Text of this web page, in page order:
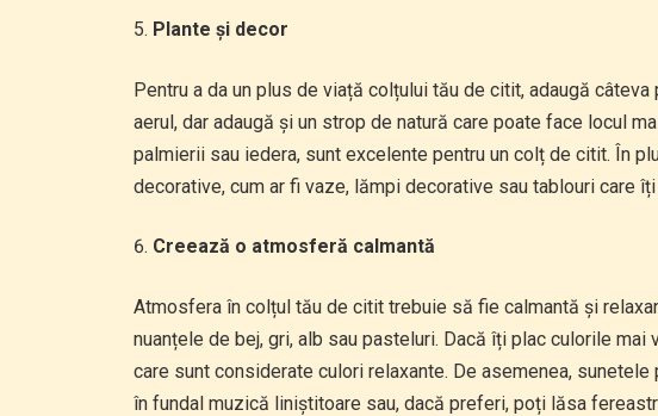
Plante și decor
Pentru a da un plus de viață colțului tău de citit, adaugă
aerul, dar adaugă și un strop de natură care poate face locul
palmierii sau iedera, sunt excelente pentru un colț de citit. În
decorative, cum ar fi vaze, lămpi decorative sau tablouri care
Creează o atmosferă calmantă
Atmosfera în colțul tău de citit trebuie să fie calmantă și
nuanțele de bej, gri, alb sau pasteluri. Dacă îți plac culorile
care sunt considerate culori relaxante. De asemenea,
în fundal muzică liniștitoare sau, dacă preferi, poți lăsa